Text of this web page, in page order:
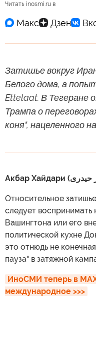
Читать inosmi.ru в
Затишье вокруг
Белого дома, а
Ettelaat. В Тегеране
Трампа о
коня", нацеленного
Относительное
следует воспринимать
Вашингтона или его
политической кухне
это отнюдь не
пауза" в затяжной
ИноСМИ теперь в
международное >>>